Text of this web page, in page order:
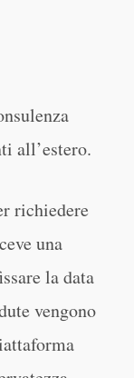
all’estero.
richiedere
una
la data
vengono